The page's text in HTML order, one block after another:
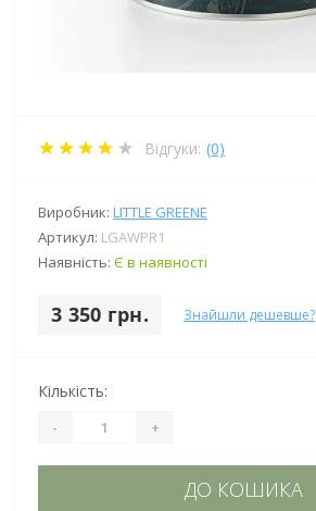
Відгуки: (0)
Виробник: LITTLE GREENE
Артикул: LGAWPR1
Наявність: Є в наявності
3 350 грн. Знайшли дешевше?
Кількість:
- +
ДО КОШИКА